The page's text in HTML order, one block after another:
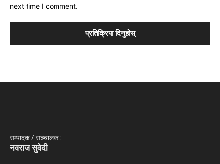
next time I comment.
सम्पादक / सञ्‍चालक :
नवराज सुवेदी